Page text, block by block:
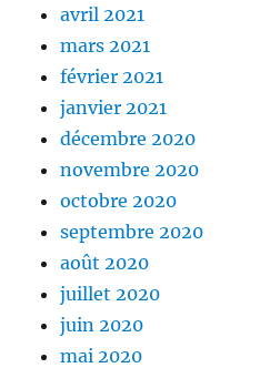
avril 2021
mars 2021
février 2021
janvier 2021
décembre 2020
novembre 2020
octobre 2020
septembre 2020
août 2020
juillet 2020
juin 2020
mai 2020